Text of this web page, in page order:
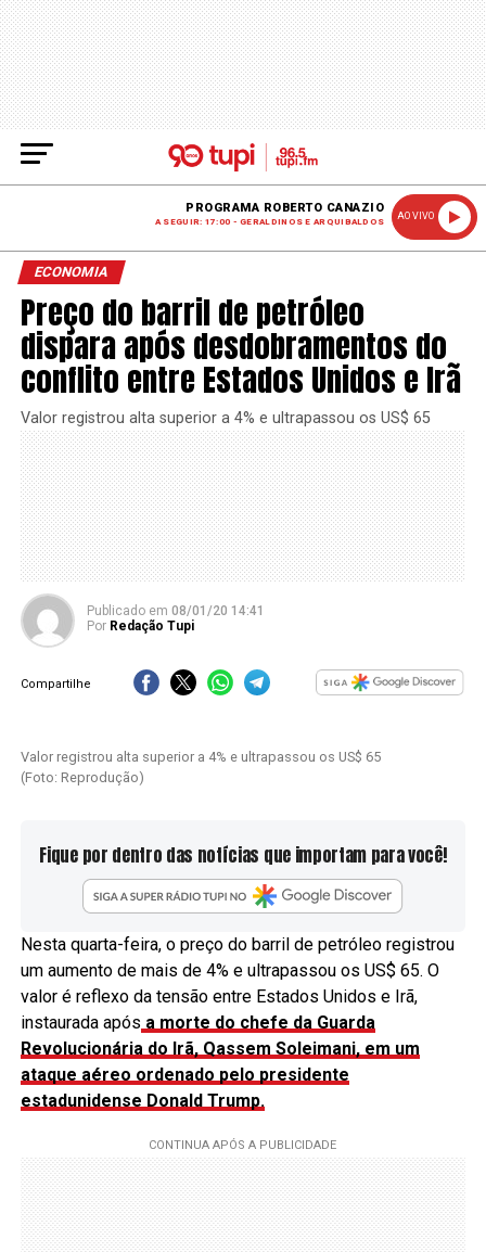
PROGRAMA ROBERTO CANAZIO
A SEGUIR: 17:00 - GERALDINOS E ARQUIBALDOS
AO VIVO
ECONOMIA
Preço do barril de petróleo
dispara após desdobramentos do
conflito entre Estados Unidos e Irã
Valor registrou alta superior a 4% e ultrapassou os US$ 65
Publicado em 08/01/20 14:41
Por Redação Tupi
Compartilhe
Valor registrou alta superior a 4% e ultrapassou os US$ 65
(Foto: Reprodução)
Fique por dentro das notícias que importam para você!
Nesta quarta-feira, o preço do barril de petróleo registrou
um aumento de mais de 4% e ultrapassou os US$ 65. O
valor é reflexo da tensão entre Estados Unidos e Irã,
instaurada após a morte do chefe da Guarda
Revolucionária do Irã, Qassem Soleimani, em um
ataque aéreo ordenado pelo presidente
estadunidense Donald Trump.